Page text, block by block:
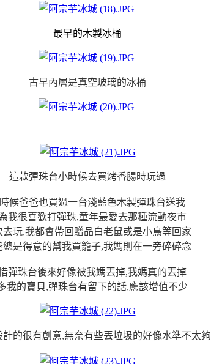
最早的木製冰桶
古早內層是真空玻璃的冰桶
這款彈珠台小時候去買烤香腸時玩過
候爸爸也買過一台淺藍色木製彈珠台送我
我很喜歡打彈珠,童年最愛去那種流動夜市
去玩,我都會帶回贈品白老鼠或是小鳥等回家
總是得意的幫我買籠子,我媽則在一旁碎碎念
彈珠台後來好像被我媽丟掉,我媽真的丟掉
我的寶貝,彈珠台有留下的話,應該增值不少
計的很有創意,無奈有些丟垃圾的好像水準不太夠